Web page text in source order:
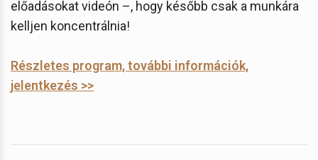
előadásokat videón –, hogy később csak a munkára
kelljen koncentrálnia!
Részletes program, további információk,
jelentkezés >>